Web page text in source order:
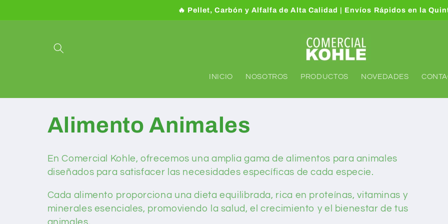
al contenido
🔥 Pellet, Carbón y Alfalfa de Alta Calidad | Envíos Rápidos en la
INICIO NOSOTROS PRODUCTOS NOVEDADES
C
o
l
e
Alimento Animales
En Comercial Kohle, ofrecemos una amplia gama de alimentos para animales
diseñados para satisfacer las necesidades específicas de cada especie.
Cada alimento proporciona una dieta equilibrada, rica en proteínas, vitaminas y
minerales esenciales, promoviendo la salud, el crecimiento y el bienestar de tus